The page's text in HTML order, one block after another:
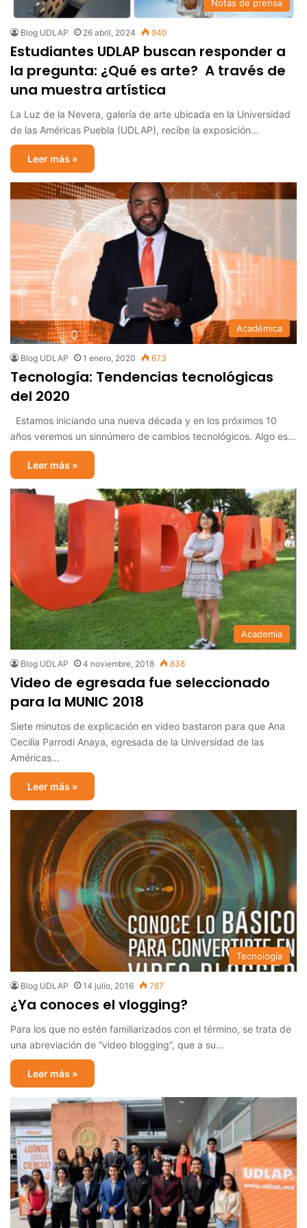
Notas de prensa
Blog UDLAP 26 abril, 2024 940
Estudiantes UDLAP buscan responder a
la pregunta: ¿Qué es arte? A través de
una muestra artística
La Luz de la Nevera, galería de arte ubicada en la Universidad
de las Américas Puebla (UDLAP), recibe la exposición…
Leer más »
Académica
Blog UDLAP 1 enero, 2020 673
Tecnología: Tendencias tecnológicas
del 2020
Estamos iniciando una nueva década y en los próximos 10
años veremos un sinnúmero de cambios tecnológicos. Algo es…
Leer más »
Academia
Blog UDLAP 4 noviembre, 2018 838
Video de egresada fue seleccionado
para la MUNIC 2018
Siete minutos de explicación en video bastaron para que Ana
Cecilia Parrodi Anaya, egresada de la Universidad de las
Américas…
Leer más »
Tecnología
Blog UDLAP 14 julio, 2016 787
¿Ya conoces el vlogging?
Para los que no estén familiarizados con el término, se trata de
una abreviación de “video blogging”, que a su…
Leer más »